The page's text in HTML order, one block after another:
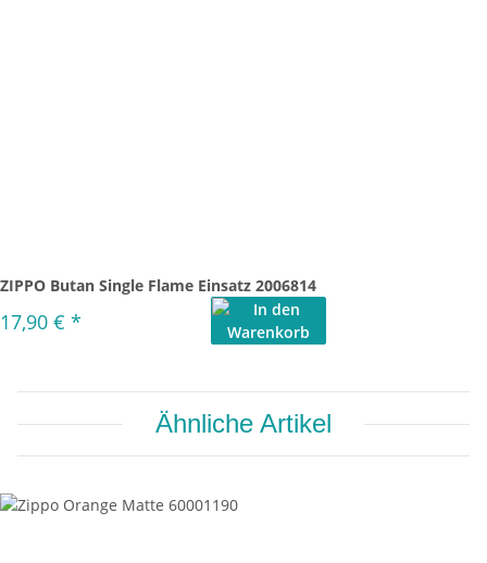
ZIPPO Butan Single Flame Einsatz 2006814
17,90 € *
Ähnliche Artikel